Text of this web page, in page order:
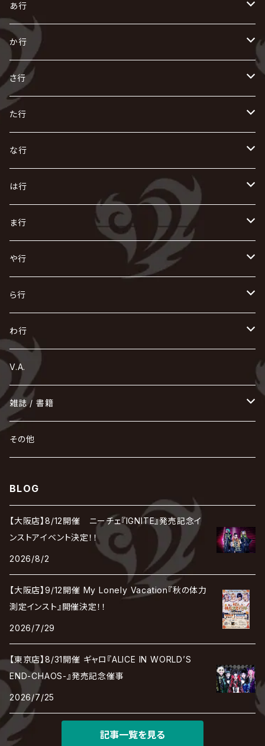
あ行
あ
R指定
AIOLIN
Azavana
Acid Black Cherry
Ashmaze.
甘い暴力
天照
umbrella
い
IKUO
exist†trace
色々な十字架
168 / 葵-168-
う
VIRGE / ヴァージュ
Waive
え
ACE OF SPADES
X JAPAN
LSN / The LEGENDARY SIX NINE
お
AURORIZE
OFIAM
か行
か
怪人二十面奏
Kαin
the GazettE
GOTCHAROCKA
蛾と蝶
KAMIJO
cali≠gari
河村隆一
き
KISAKI
キズ
KIRITO / キリト
己龍
く
Crack6
グラビティ
GREN / グレン
黒夢
け
[ kei ] / 圭
仮病
こ
GOATBED
ゴールデンボンバー
CONTRASTZ
さ行
さ
ザアザア
The THIRTEEN
XANVALA
し
Zeke Deux
Z CLEAR
Sick²
ジグソウ
シド
JAKIGAN MEISTER
Chanty
Janne Da Arc
sugar
Jupiter
JILUKA
JILS
SHIN
す
Z CLEAR
超ジャシー
sukekiyo
SCAPEGOAT
SPLENDID GOD GIRAFFE
SLAPSLY / CHIYU
せ
ゼラ
零[Hz]
そ
SOPHIA
ZOMBIE / ぞんび
た行
た
DASEIN
DAIGO
DADAROMA
逹瑯
DAVID / SUI / 縁
DARRELL
ち
CHAQLA.
つ
て
D
DIAURA
DaizyStripper
D'ESPAIRSRAY
Develop One's Faculties
DEXCORE
DEZERT
deadman
DEVILOOF
DuelJewel
D'ERLANGER
電脳ヒメカ
と
東京花嫁
Tourbillon
Dawnman
DOG inthePWO
な行
な
NIGHTMARE
NAZARE
に
NiEL
NICOLAS
ぬ
nurié
ね
NETH PRIERE CAIN
NEVERLAND
の
NoGoD
NOCTURNAL BLOODLUST
は行
は
heidi.
H.U.G
BugLug
HAZUKI / 葉月
花見桜こうき
薔薇の宮殿
BAROQUE
ひ
HERO
美炎-BIEN-
HIZAKI
vistlip
ヒッチコック
HIDE-ZOU
ふ
Far East Dizain
Fatüm
FANTASTIC◇CIRCUS
FEST VAINQUEUR
Blu-BiLLioN
BULL FIELD
BREAKERZ
BLAZE
The Brow Beat
へ
BabyKingdom
THE BEETHOVEN
The Benjamin
ほ
POIDOL
HOLLOWGRAM
ま行
ま
THE MICRO HEAD 4N'S
MAO / マオ from SID
マガツノート
machine
Magistina Saga
マツタケワークス
THE MADNA
MAMA.
まみれた / MAMIRETA
MALICE MIZER
み
未完成アリス
ミスイ
mitsu
MIMIZUQ
む
MUCC / ムック
め
メトロノーム
MERRY / メリー
も
THE MORTAL
最上川司
や行
や
ヤミテラ / 外道反逆者ヤミテラ
ゆ
YUKIYA / 藤田幸也
ユナイト
よ
ら行
ら
rice
Rides In ReVellion
LAB.THE BASEMENT / ラボ ザ ベヰスメント
り
Leetspeak monsters
Ricky
LIBRAVEL / リブラヴェル
Lill
RE:INa
る
Ruiza
LUNA SEA
れ
the Raid.
REIGN
RAZOR
LSN / The LEGENDARY SIX NINE
Rorschach.inc
ロマン急行
わ行
わ
wyse
我が為
V.A.
雑誌 / 書籍
hévn
その他
BLOG
【大阪店】8/12開催 ニーチェ『IGNITE』発売記念イ
ンストアイベント決定！！
2026/8/2
【大阪店】9/12開催 My Lonely Vacation『秋の体力
測定インスト』開催決定！！
2026/7/29
【東京店】8/31開催 ギャロ『ALICE IN WORLD’S
END-CHAOS-』発売記念催事
2026/7/25
記事一覧を見る